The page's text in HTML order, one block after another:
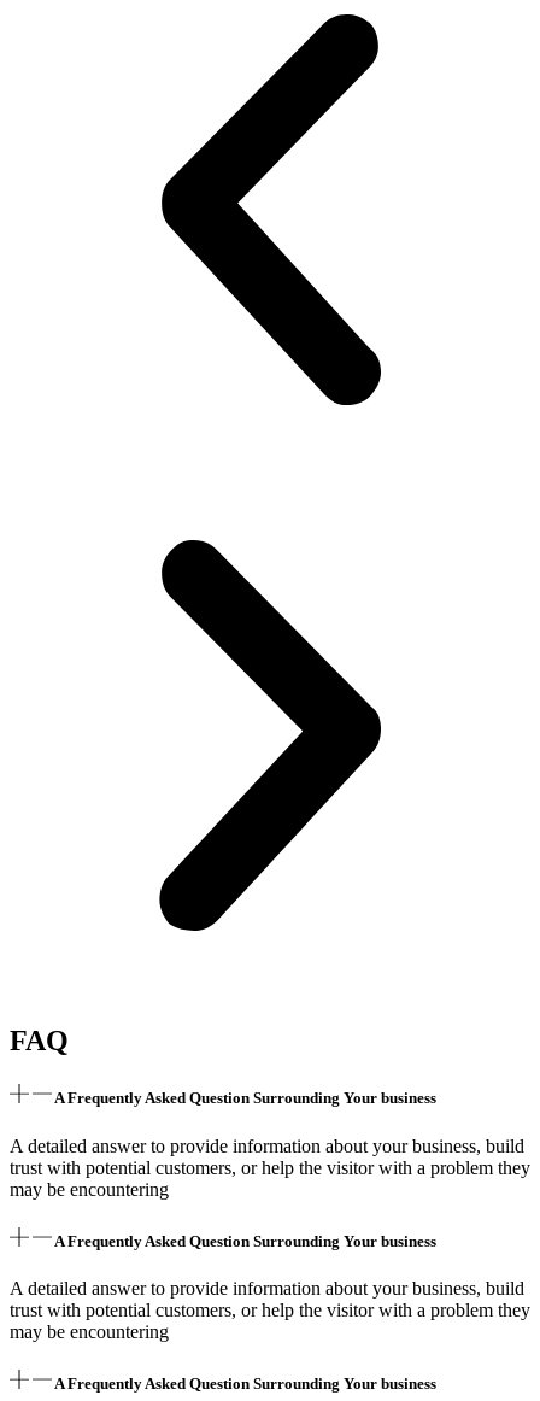
FAQ
A Frequently Asked Question Surrounding Your business
A detailed answer to provide information about your business, build
trust with potential customers, or help the visitor with a problem they
may be encountering
A Frequently Asked Question Surrounding Your business
A detailed answer to provide information about your business, build
trust with potential customers, or help the visitor with a problem they
may be encountering
A Frequently Asked Question Surrounding Your business